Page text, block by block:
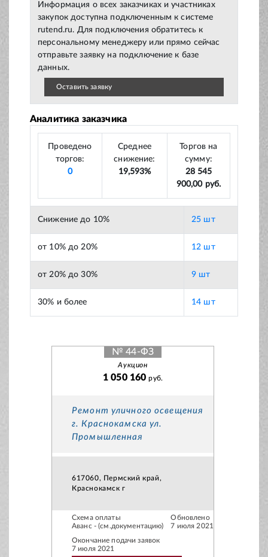
Информация о всех заказчиках и участниках
закупок доступна подключенным к системе
rutend.ru. Для подключения обратитесь к
персональному менеджеру или прямо сейчас
отправьте заявку на подключение к базе
данных.
Оставить заявку
Аналитика заказчика
Проведено
торгов:
0
Среднее
снижение:
19,593%
Торгов на
сумму:
28 545
900,00 руб.
Снижение до 10% 25 шт
от 10% до 20% 12 шт
от 20% до 30% 9 шт
30% и более 14 шт
№ 44-ФЗ
Аукцион
1 050 160руб.
Ремонт уличного освещения
г. Краснокамска ул.
Промышленная
617060, Пермский край,
Краснокамск г
Схема оплаты
Аванс - (см.документацию)
Обновлено
7 июля 2021
Окончание подачи заявок
7 июля 2021